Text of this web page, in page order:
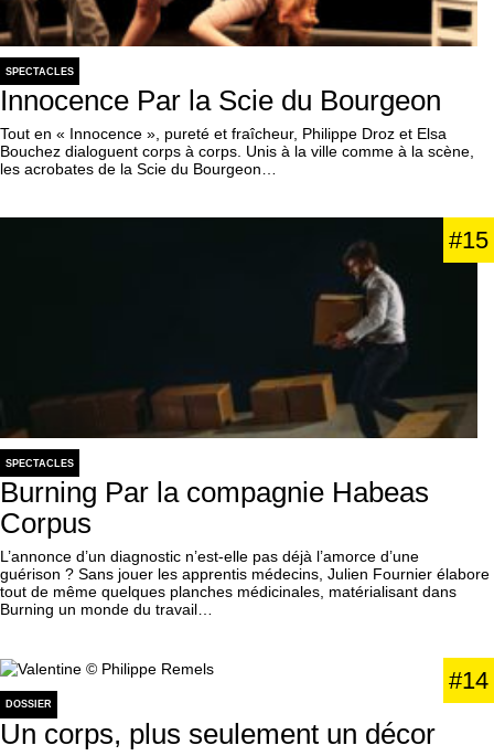
SPECTACLES
Innocence Par la Scie du Bourgeon
Tout en « Innocence », pureté et fraîcheur, Philippe Droz et Elsa
Bouchez dialoguent corps à corps. Unis à la ville comme à la scène,
les acrobates de la Scie du Bourgeon…
#15
SPECTACLES
Burning Par la compagnie Habeas
Corpus
L’annonce d’un diagnostic n’est-elle pas déjà l’amorce d’une
guérison ? Sans jouer les apprentis médecins, Julien Fournier élabore
tout de même quelques planches médicinales, matérialisant dans
Burning un monde du travail…
#14
DOSSIER
Un corps, plus seulement un décor